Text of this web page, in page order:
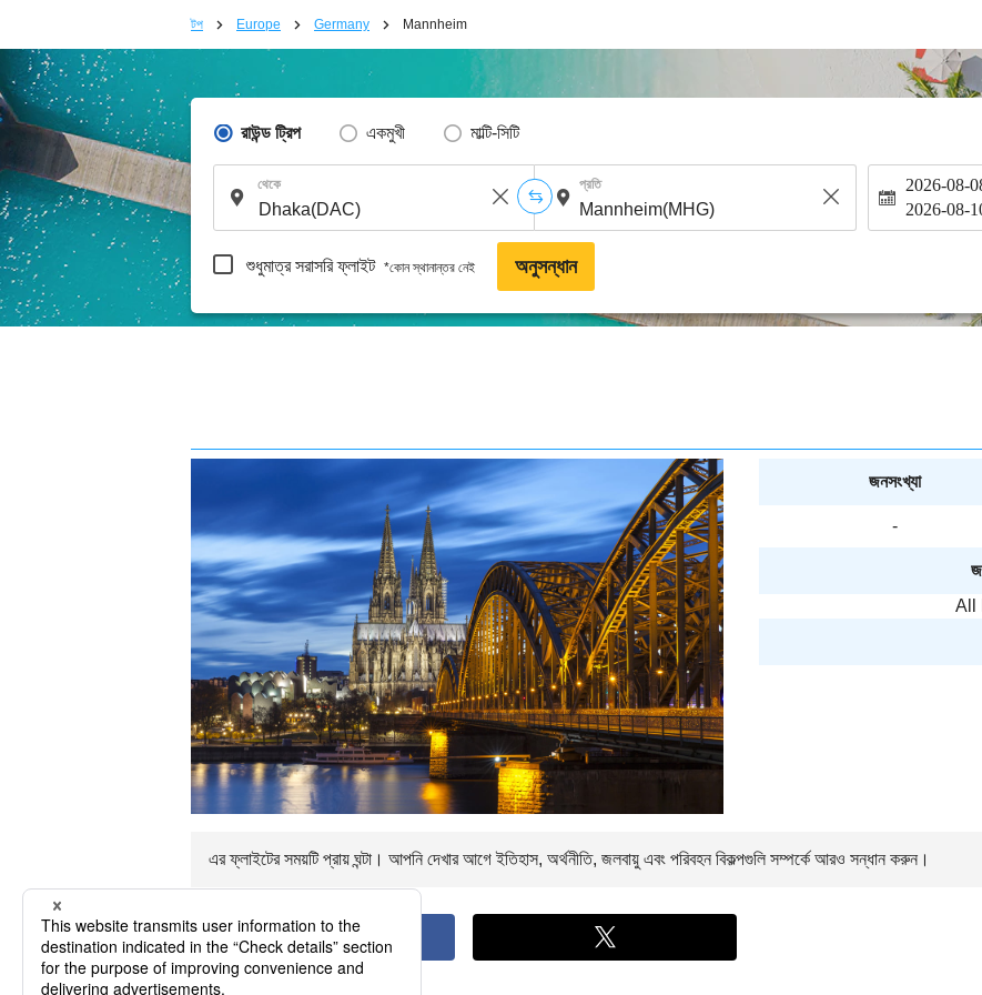
টপ Europe Germany Mannheim
রাউন্ড ট্রিপ একমুখী মাল্টি-সিটি
থেকে প্রতি 2026-08-
2026-08-
শুধুমাত্র সরাসরি ফ্লাইট *কোন স্থানান্তর নেই অনুসন্ধান
জনসংখ্যা
-
All
এর ফ্লাইটের সময়টি প্রায় ঘন্টা। আপনি দেখার আগে ইতিহাস, অর্থনীতি, জলবায়ু এবং পরিবহন বিকল্পগুলি সম্পর্কে আরও সন্ধান করুন।